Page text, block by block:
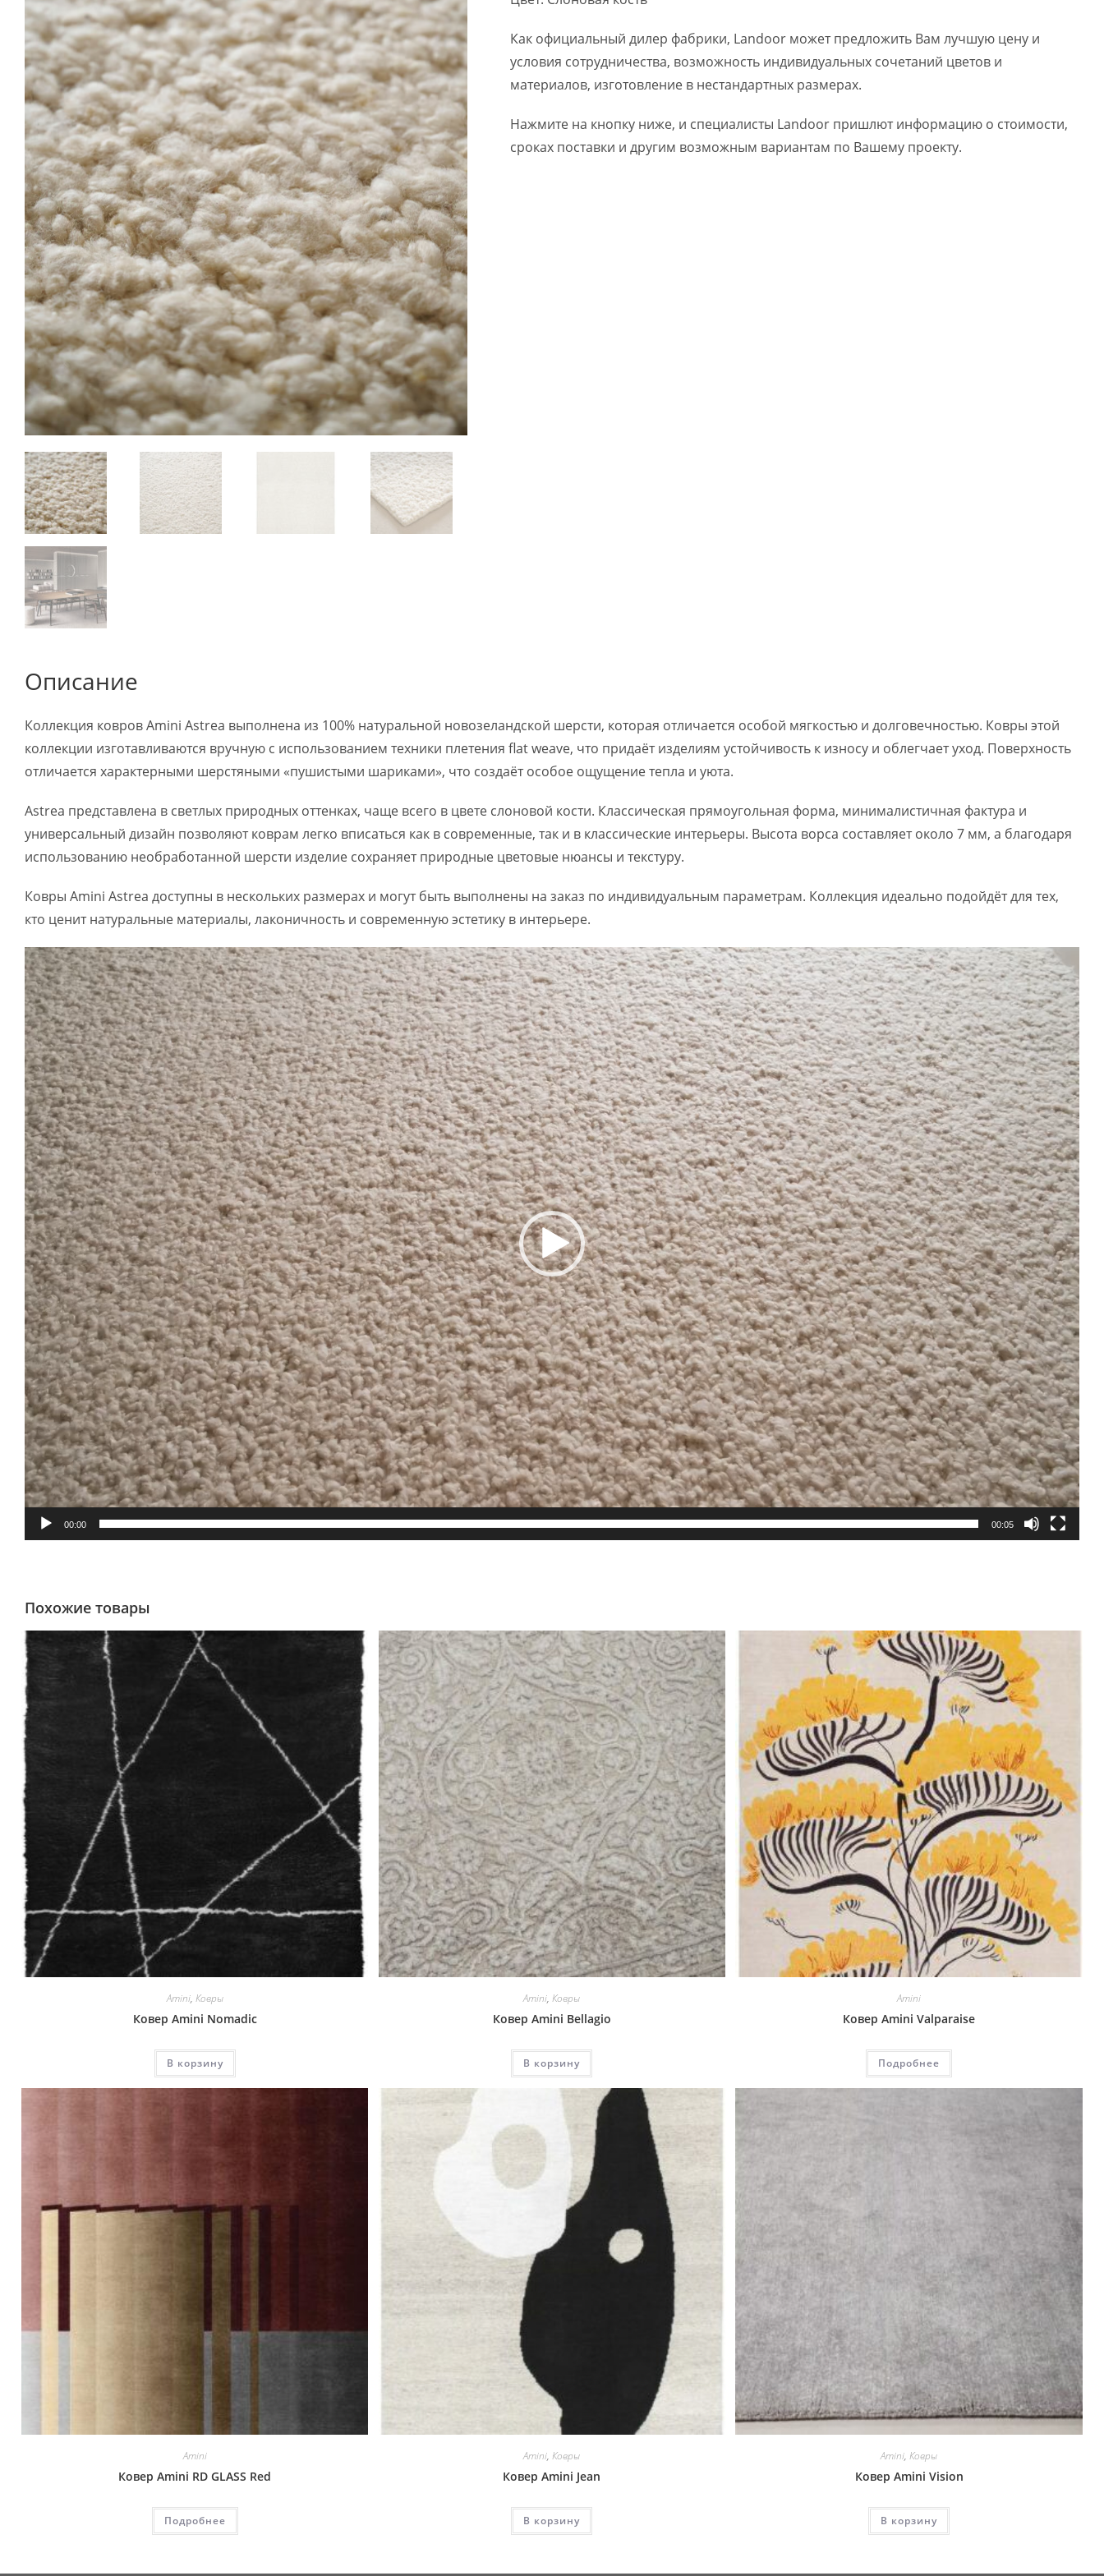
Как официальный дилер фабрики, Landoor может предложить Вам лучшую цену и
условия сотрудничества, возможность индивидуальных сочетаний цветов и
материалов, изготовление в нестандартных размерах.
Нажмите на кнопку ниже, и специалисты Landoor пришлют информацию о стоимости,
сроках поставки и другим возможным вариантам по Вашему проекту.
Описание
Коллекция ковров Amini Astrea выполнена из 100% натуральной новозеландской шерсти, которая отличается особой мягкостью и долговечностью. Ковры этой
коллекции изготавливаются вручную с использованием техники плетения flat weave, что придаёт изделиям устойчивость к износу и облегчает уход. Поверхность
отличается характерными шерстяными «пушистыми шариками», что создаёт особое ощущение тепла и уюта.
Astrea представлена в светлых природных оттенках, чаще всего в цвете слоновой кости. Классическая прямоугольная форма, минималистичная фактура и
универсальный дизайн позволяют коврам легко вписаться как в современные, так и в классические интерьеры. Высота ворса составляет около 7 мм, а благодаря
использованию необработанной шерсти изделие сохраняет природные цветовые нюансы и текстуру.
Ковры Amini Astrea доступны в нескольких размерах и могут быть выполнены на заказ по индивидуальным параметрам. Коллекция идеально подойдёт для тех,
кто ценит натуральные материалы, лаконичность и современную эстетику в интерьере.
Видеоплеер
00:00 00:05
Похожие товары
Amini, Ковры
Ковер Amini Nomadic
В корзину
Amini,Ковры
Ковер Amini Bellagio
В корзину
Amini
Ковер Amini Valparaise
Подробнее
Amini
Ковер Amini RD GLASS Red
Подробнее
Amini,Ковры
Ковер Amini Jean
В корзину
Amini,Ковры
Ковер Amini Vision
В корзину